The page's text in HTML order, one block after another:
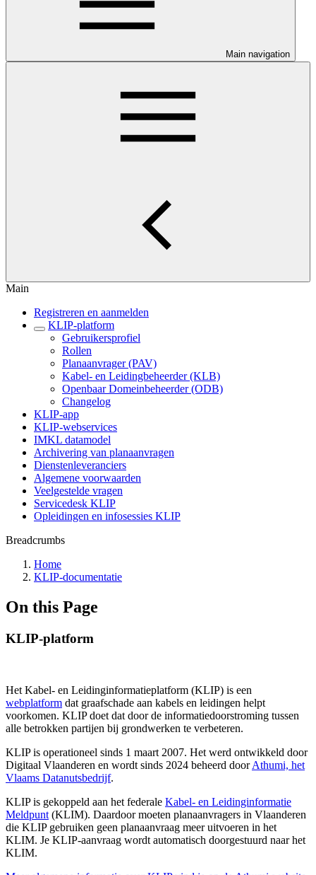
Main navigation
Main
Registreren en aanmelden
KLIP-platform
Gebruikersprofiel
Rollen
Planaanvrager (PAV)
Kabel- en Leidingbeheerder (KLB)
Openbaar Domeinbeheerder (ODB)
Changelog
KLIP-app
KLIP-webservices
IMKL datamodel
Archivering van planaanvragen
Dienstenleveranciers
Algemene voorwaarden
Veelgestelde vragen
Servicedesk KLIP
Opleidingen en infosessies KLIP
Breadcrumbs
Home
KLIP-documentatie
On this Page
KLIP-platform
Het Kabel- en Leidinginformatieplatform (KLIP) is een
webplatform dat graafschade aan kabels en leidingen helpt
voorkomen. KLIP doet dat door de informatiedoorstroming tussen
alle betrokken partijen bij grondwerken te verbeteren.
KLIP is operationeel sinds 1 maart 2007. Het werd ontwikkeld door
Digitaal Vlaanderen en wordt sinds 2024 beheerd doorAthumi, het
Vlaams Datanutsbedrijf.
KLIP is gekoppeld aan het federale Kabel- en Leidinginformatie
Meldpunt (KLIM). Daardoor moeten planaanvragers in Vlaanderen
die KLIP gebruiken geen planaanvraag meer uitvoeren in het
KLIM. Je KLIP-aanvraag wordt automatisch doorgestuurd naar het
KLIM.